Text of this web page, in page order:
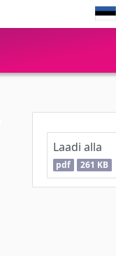
Laadi alla
pdf 261 KB